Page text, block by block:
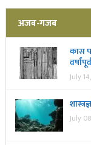
अजब-गजब
कास
July
July